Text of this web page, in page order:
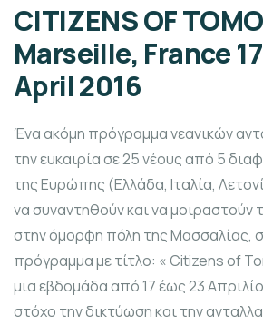
CITIZENS OF
Marseille, France
April 2016
Ένα ακόμη πρόγραμμα νεανικών
την ευκαιρία σε 25 νέους από 5
της Ευρώπης (Ελλάδα, Ιταλία,
να συναντηθούν και να μοιραστούν
στην όμορφη πόλη της Μασσαλίας,
πρόγραμμα με τίτλο: « Citizens of
μια εβδομάδα από 17 έως 23
στόχο την δικτύωση και την